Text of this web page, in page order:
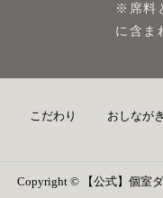
※席料
に含ま
こだわり おしながき
Copyright © 【公式】個室